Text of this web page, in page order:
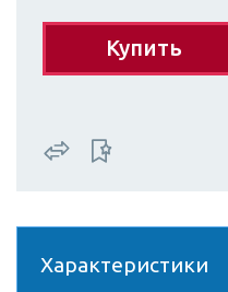
Купить
Характеристики